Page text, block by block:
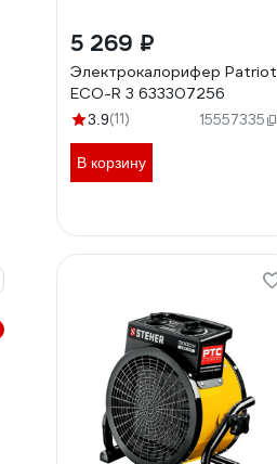
5 269 ₽
Электрокалорифер Patriot
ECO-R 3 633307256
3.9(11) 15557335
В корзину